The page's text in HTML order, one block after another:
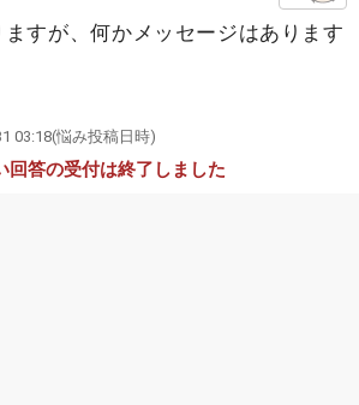
すが、何かメッセージはあります
03:18(悩み投稿日時)
回答の受付は終了しました